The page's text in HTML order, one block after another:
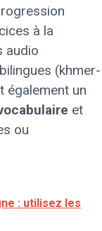
à la
audio
(khmer-
également un
et
ou
: utilisez les